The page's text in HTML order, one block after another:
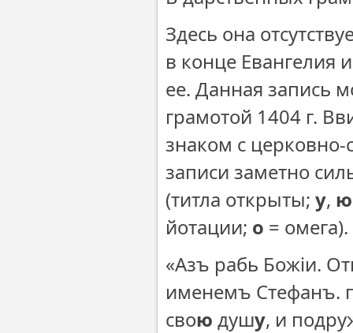
Здесь она
в конце Евангелия
ее. Данная запись
грамотой 1404 г.
знаком с
записи заметно
(титла открыты; у, ю
йотации; о = омега).
«Азъ рабь Божіи.
именемъ Стефанъ.
свою душу, и